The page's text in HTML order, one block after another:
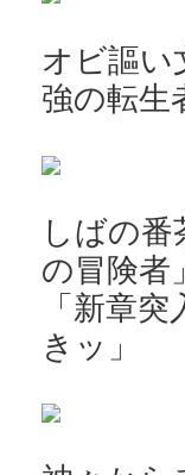
オビ謳
強の転生
しばの
の冒険者
「新章
きッ」